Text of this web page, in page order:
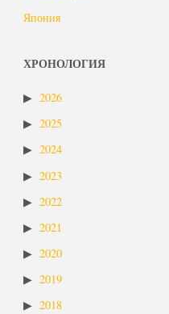
Япония
ХРОНОЛОГИЯ
2026
2025
2024
2023
2022
2021
2020
2019
2018